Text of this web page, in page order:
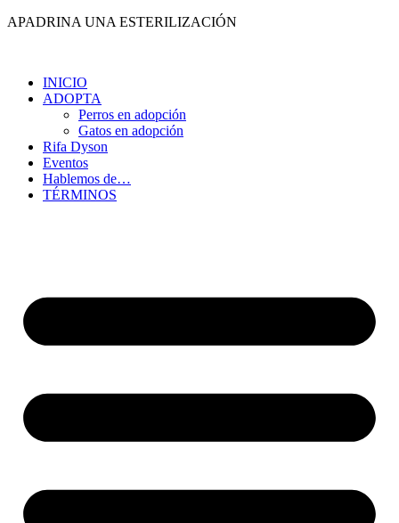
Ir
APADRINA UNA ESTERILIZACIÓN
INICIO
ADOPTA
Perros en adopción
Gatos en adopción
Rifa Dyson
Eventos
Hablemos de…
TÉRMINOS